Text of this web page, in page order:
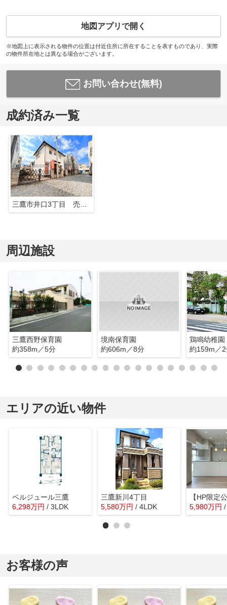
地図アプリで開く
※地図上に表示される物件の位置は付近住所に所在することを表すものであり、実際
の物件所在地とは異なる場合がございます。
お問い合わせ(無料)
成約済み一覧
周辺施設
三鷹西野保育園
約358m／5分
境南保育園
約606m／8分
鶏鳴幼稚園
約159m／
エリアの近い物件
ベルジュール三鷹
6,298万円 / 3LDK
三鷹新川4丁目
5,580万円 / 4LDK 5,980万円
お客様の声